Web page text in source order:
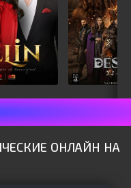
ОНЛАЙН НА